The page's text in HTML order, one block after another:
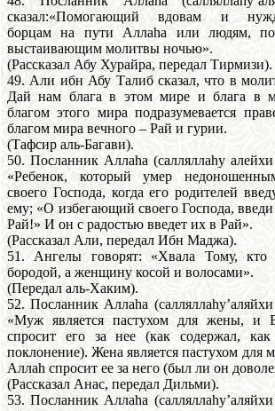
сказал:«Помогающий вдовам и
борцам на пути Аллаhа или людям,
выстаивающим молитвы ночью».
(Рассказал Абу Хурайра, передал Тирмизи).
49. Али ибн Абу Талиб сказал, что в
Дай нам блага в этом мире и блага в
благом этого мира подразумевается
благом мира вечного – Рай и гурии.
(Тафсир аль-Багави).
50. Посланник Аллаhа (салляллаhу
«Ребенок, который умер
своего Господа, когда его родителей
ему; «О избегающий своего Господа,
Рай!» И он с радостью введет их в Рай».
(Pассказал Али, передал Ибн Маджа).
51. Ангелы говорят: «Хвала Тому, кто
бородой, а женщину косой и волосами».
(Передал аль-Хаким).
52. Посланник Аллаhа
«Муж является пастухом для жены, и
спросит его за нее (как содержал,
поклонение). Жена является пастухом
Аллаh спросит ее за него (был ли он
(Рассказал Анас, передал Дильми).
53. Посланник Аллаhа